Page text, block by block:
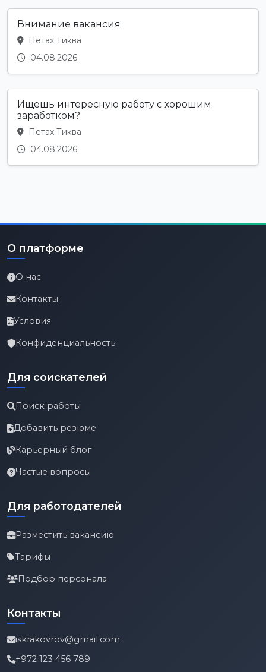
Внимание вакансия
Петах Тиква
04.08.2026
Ищешь интересную работу с хорошим
заработком?
Петах Тиква
04.08.2026
О платформе
О нас
Контакты
Условия
Конфиденциальность
Для соискателей
Поиск работы
Добавить резюме
Карьерный блог
Частые вопросы
Для работодателей
Разместить вакансию
Тарифы
Подбор персонала
Контакты
iskrakovrov@gmail.com
+972 123 456 789